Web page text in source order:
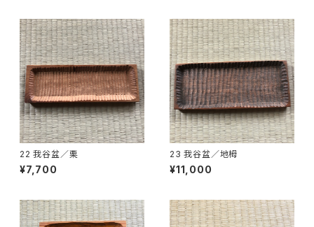
22 我谷盆／栗
¥7,700
23 我谷盆／地栂
¥11,000